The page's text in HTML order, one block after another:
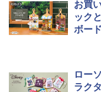
お買
ック
ボー
ロー
ラク